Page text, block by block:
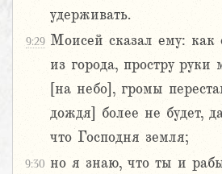
удерживать.
9:29 Моисей сказал ему: как
из города, простру руки
[на небо], громы
дождя] более не будет,
что Господня земля;
9:30 но я знаю, что ты и